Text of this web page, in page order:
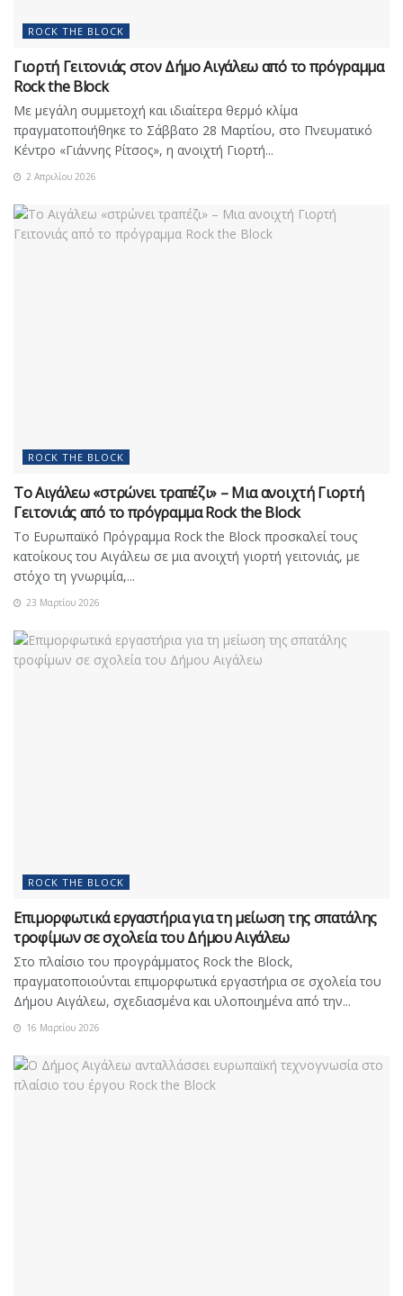
ROCK THE BLOCK
Γιορτή Γειτονιάς στον Δήμο Αιγάλεω από το πρόγραμμα
Rock the Block
Με μεγάλη συμμετοχή και ιδιαίτερα θερμό κλίμα
πραγματοποιήθηκε το Σάββατο 28 Μαρτίου, στο Πνευματικό
Κέντρο «Γιάννης Ρίτσος», η ανοιχτή Γιορτή...
2 Απριλίου 2026
ROCK THE BLOCK
Το Αιγάλεω «στρώνει τραπέζι» – Μια ανοιχτή Γιορτή
Γειτονιάς από το πρόγραμμα Rock the Block
Το Ευρωπαϊκό Πρόγραμμα Rock the Block προσκαλεί τους
κατοίκους του Αιγάλεω σε μια ανοιχτή γιορτή γειτονιάς, με
στόχο τη γνωριμία,...
23 Μαρτίου 2026
ROCK THE BLOCK
Επιμορφωτικά εργαστήρια για τη μείωση της σπατάλης
τροφίμων σε σχολεία του Δήμου Αιγάλεω
Στο πλαίσιο του προγράμματος Rock the Block,
πραγματοποιούνται επιμορφωτικά εργαστήρια σε σχολεία του
Δήμου Αιγάλεω, σχεδιασμένα και υλοποιημένα από την...
16 Μαρτίου 2026